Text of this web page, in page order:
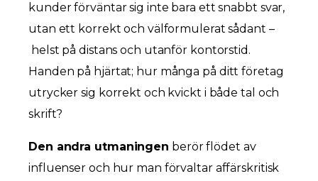
kunder förväntar sig inte bara ett snabbt svar,
utan ett korrekt och välformulerat sådant –
helst på distans och utanför kontorstid.
Handen på hjärtat; hur många på ditt företag
utrycker sig korrekt och kvickt i både tal och
skrift?
Den andra utmaningen berör flödet av
influenser och hur man förvaltar affärskritisk